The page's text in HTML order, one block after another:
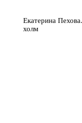
Екатерина
холм